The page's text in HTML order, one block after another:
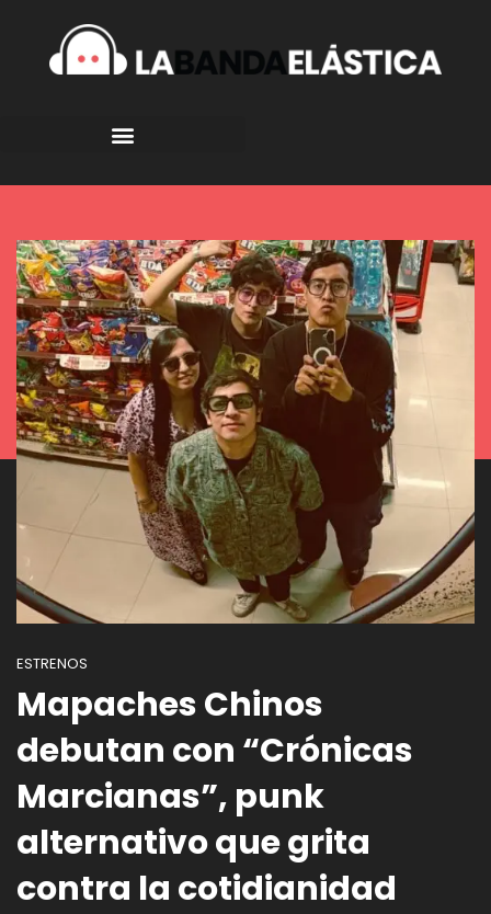
ESTRENOS
Mapaches Chinos
debutan con “Crónicas
Marcianas”, punk
alternativo que grita
contra la cotidianidad